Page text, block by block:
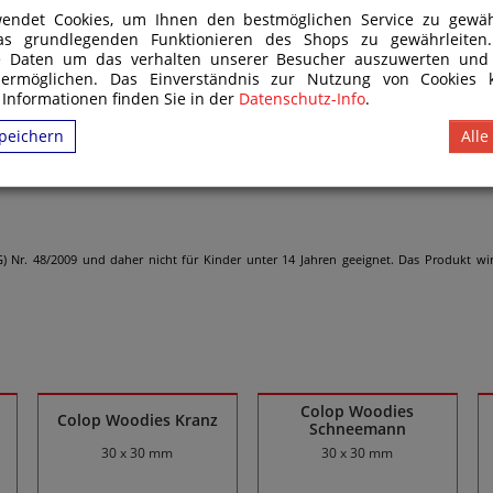
Cookies, um Ihnen den bestmöglichen Service zu
grundlegenden Funktionieren des Shops zu
Daten um das verhalten unserer Besucher auszuwerten
Das Einverständnis zur Nutzung von Cookies
finden Sie in der Datenschutz-Info.
Alle
Make 1 Silent
sea
Straße 5,4600 Wels, Austria
Nr. 48/2009 und daher nicht für Kinder unter 14 Jahren geeignet. Das Produkt
Colop Woodies Kranz
30 x 30 mm
Colop Woodies
Schneemann
30 x 30 mm